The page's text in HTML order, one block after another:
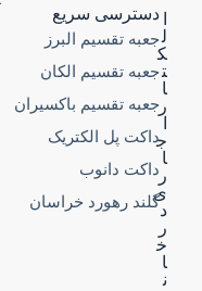
ل
ک
ت
ا
ر
ج
ا
ر
ی
د
ر
خ
ا
ن
دسترسی سریع
جعبه تقسیم البرز
جعبه تقسیم الکان
جعبه تقسیم باکسیران
داکت پل الکتریک
داکت دانوب
گلند رهورد خراسان